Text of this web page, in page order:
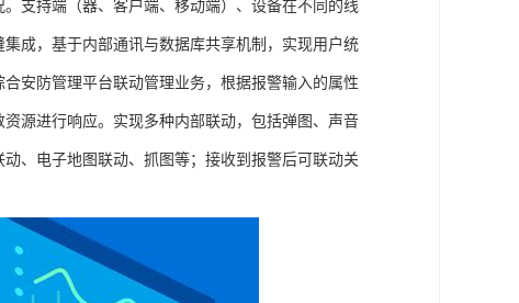
支持端（器、客户端、移动端）、设备在不同的线
成，基于内部通讯与数据库共享机制，实现用户统
安防管理平台联动管理业务，根据报警输入的属性
源进行响应。实现多种内部联动，包括弹图、声音
、电子地图联动、抓图等；接收到报警后可联动关